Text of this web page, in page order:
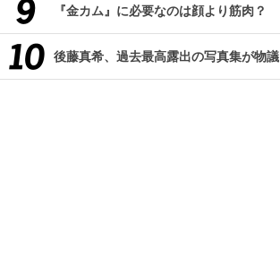
『金カム』に必要なのは顔より筋肉？
後藤真希、過去最高露出の写真集が物議